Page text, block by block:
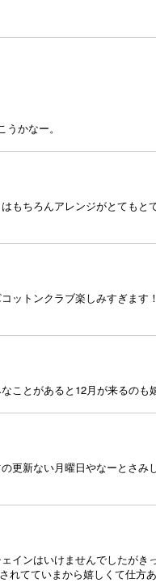
かなー。
もちろんアレンジがとてもと
トンクラブ楽しみすぎます
ことがあると12月が来るの
更新ない月曜日やなーとさみ
インはいけませんでしたがき
てていまから嬉しくて仕方